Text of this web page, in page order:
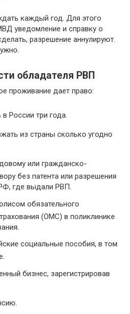
каждый год. Для этого
уведомление и справку о
разрешение аннулируют.
обладателя РВП
проживание дает право:
России три года.
из страны сколько угодно
или гражданско-
без патента или разрешения
где выдали РВП.
обязательного
(ОМС) в поликлинике
социальные пособия, в том
бизнес, зарегистрировав